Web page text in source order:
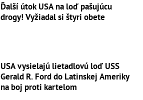
Ďalší útok USA na loď pašujúcu
drogy! Vyžiadal si štyri obete
USA vysielajú lietadlovú loď USS
Gerald R. Ford do Latinskej Ameriky
na boj proti kartelom